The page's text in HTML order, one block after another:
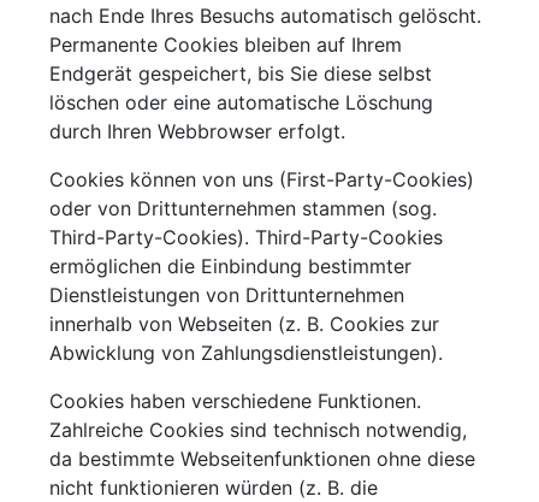
nach Ende Ihres Besuchs automatisch gelöscht.
Permanente Cookies bleiben auf Ihrem
Endgerät gespeichert, bis Sie diese selbst
löschen oder eine automatische Löschung
durch Ihren Webbrowser erfolgt.
Cookies können von uns (First-Party-Cookies)
oder von Drittunternehmen stammen (sog.
Third-Party-Cookies). Third-Party-Cookies
ermöglichen die Einbindung bestimmter
Dienstleistungen von Drittunternehmen
innerhalb von Webseiten (z. B. Cookies zur
Abwicklung von Zahlungsdienstleistungen).
Cookies haben verschiedene Funktionen.
Zahlreiche Cookies sind technisch notwendig,
da bestimmte Webseitenfunktionen ohne diese
nicht funktionieren würden (z. B. die